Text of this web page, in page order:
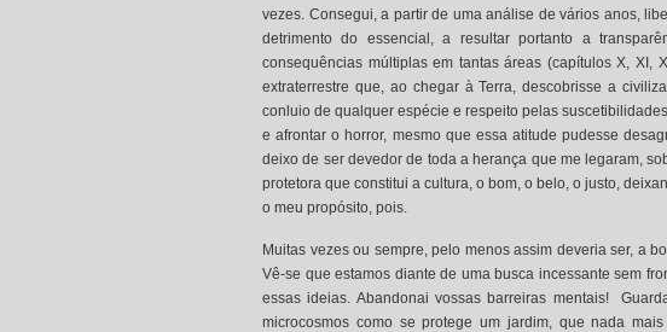
vezes. Consegui, a partir de uma análise de vários anos,
detrimento do essencial, a resultar portanto a
consequências múltiplas em tantas áreas (capítulos X, XI,
extraterrestre que, ao chegar à Terra, descobrisse a
conluio de qualquer espécie e respeito pelas
e afrontar o horror, mesmo que essa atitude pudesse
deixo de ser devedor de toda a herança que me legaram,
protetora que constitui a cultura, o bom, o belo, o justo,
o meu propósito, pois.
Muitas vezes ou sempre, pelo menos assim deveria ser, a
Vê-se que estamos diante de uma busca incessante sem
essas ideias. Abandonai vossas barreiras mentais!
microcosmos como se protege um jardim, que nada